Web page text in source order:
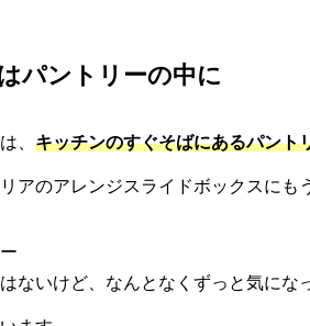
パントリーの中に
、 キッチンのすぐそばにあるパント
アのアレンジスライドボックスにも
ないけど、なんとなくずっと気にな